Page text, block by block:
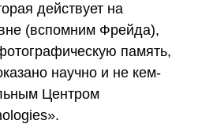
действует на
(вспомним Фрейда),
память,
научно и не кем-
Центром